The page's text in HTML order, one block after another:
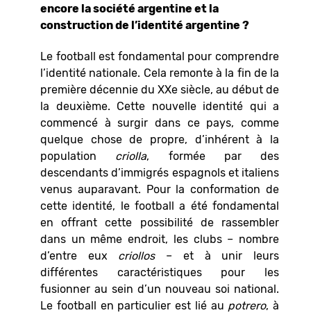
encore la société argentine et la
construction de l’identité argentine ?
Le football est fondamental pour comprendre
l’identité nationale. Cela remonte à la fin de la
première décennie du XXe siècle, au début de
la deuxième. Cette nouvelle identité qui a
commencé à surgir dans ce pays, comme
quelque chose de propre, d’inhérent à la
population criolla, formée par des
descendants d’immigrés espagnols et italiens
venus auparavant. Pour la conformation de
cette identité, le football a été fondamental
en offrant cette possibilité de rassembler
dans un même endroit, les clubs – nombre
d’entre eux criollos– et à unir leurs
différentes caractéristiques pour les
fusionner au sein d’un nouveau soi national.
Le football en particulier est lié au potrero, à